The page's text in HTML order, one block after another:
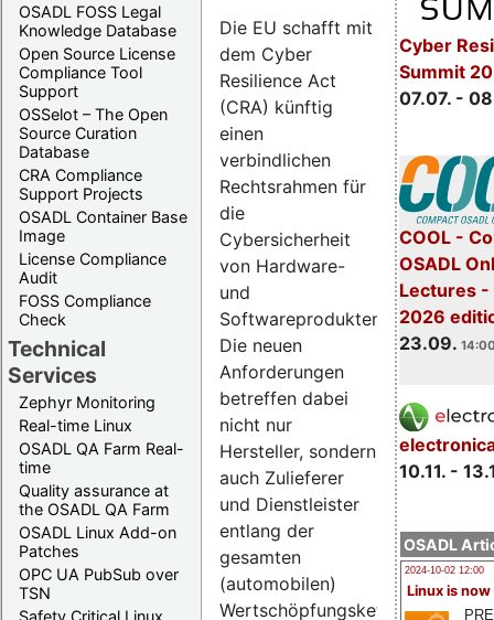
OSADL FOSS Legal
Knowledge Database
Open Source License
Compliance Tool
Support
OSSelot – The Open
Source Curation
Database
CRA Compliance
Support Projects
OSADL Container Base
Image
License Compliance
Audit
FOSS Compliance
Check
Technical
Services
Zephyr Monitoring
Real-time Linux
OSADL QA Farm Real-
time
Quality assurance at
the OSADL QA Farm
OSADL Linux Add-on
Patches
OPC UA PubSub over
TSN
Safety Critical Linux
Cyber
Summit
07.07. -
COOL -
OSADL
Lectures -
2026
23.09.
10.11. -
OSADL
2024-10-02 12:00
Linux is now
Die EU schafft mit
dem Cyber
Resilience Act
(CRA) künftig
einen
verbindlichen
Rechtsrahmen für
die
Cybersicherheit
von Hardware-
und
Softwareprodukten.
Die neuen
Anforderungen
betreffen dabei
nicht nur
Hersteller, sondern
auch Zulieferer
und Dienstleister
entlang der
gesamten
(automobilen)
Wertschöpfungskette.